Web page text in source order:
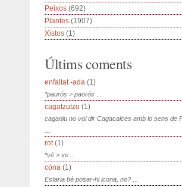
Peixos (692)
Plantes (1907)
Xistos (1)
Últims coments
enfaltat -ada (1)
*paurós > paorós ...
cagatzutzo (1)
caganiu no vol dir Cagacalces amb lo sens de
rot(1)
*vé > ve ...
còna (1)
Estaria bé posar-hi icona, no? ...